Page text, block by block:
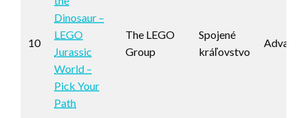
10
Dinosaur –
LEGO
Jurassic
World –
Pick Your
Path
The LEGO
Group
Spojené
kráľovstvo
Advance